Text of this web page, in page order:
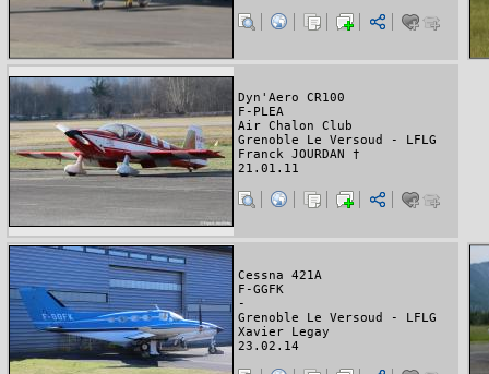
Dyn'Aero CR100
F-PLEA
Air Chalon Club
Grenoble Le Versoud - LFLG
Franck JOURDAN †
21.01.11
Cessna 421A
F-GGFK
-
Grenoble Le Versoud - LFLG
Xavier Legay
23.02.14